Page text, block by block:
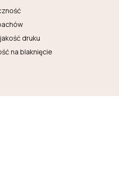
druku
na blaknięcie